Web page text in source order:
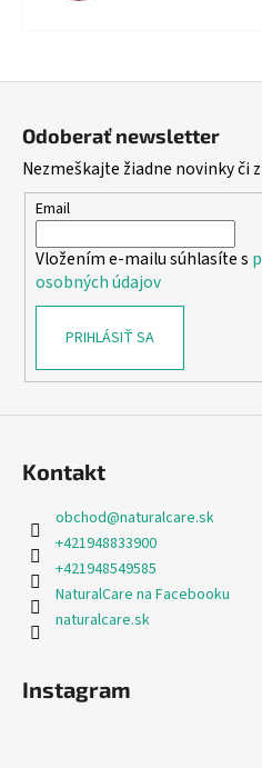
Odoberať newsletter
Nezmeškajte žiadne novinky či
Email
Vložením e-mailu súhlasíte s
osobných údajov
PRIHLÁSIŤ SA
Kontakt
obchod@naturalcare.sk
+421948833900
+421948549585
NaturalCare na Facebooku
naturalcare.sk
Instagram